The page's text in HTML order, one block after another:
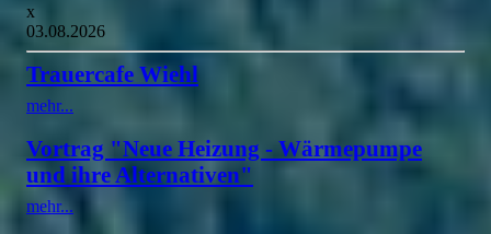
x
03.08.2026
Trauercafe Wiehl
mehr...
Vortrag "Neue Heizung - Wärmepumpe
und ihre Alternativen"
mehr...